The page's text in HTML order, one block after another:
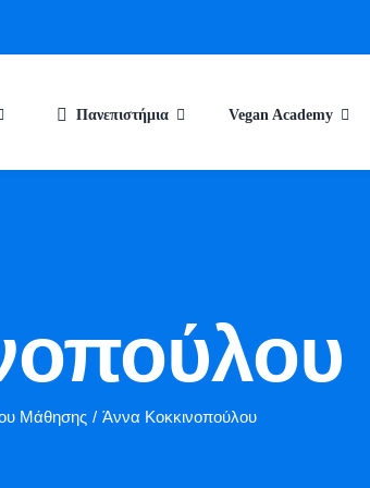
Πανεπιστήμια Vegan Academy
Μάθησης / Άννα Κοκκινοπούλου